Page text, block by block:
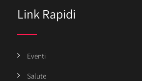
Link Rapidi
Eventi
Salute